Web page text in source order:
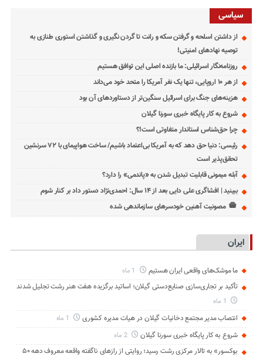
سیاسی
از داشتن اسلحه و گرفتن سکه و رانت تا گردن نگیری و گذاشتن استوری طنازی به
توصیه نهادهای امنیتی!
روزنامه‌نگار اسرائیلی: ما بازنده اصلی این توافق هستیم
از هر ۱۰ اروپایی، تنها یک نفر آمریکا را متحد خود می‌داند
هزینه‌های جنگ برای اسرائیل سنگین‌تر از دستاوردهای آن بود
شروع به کار پایگاه خبری سورنا گیلان
چرا حق‌شناس استاندار متفاوتی است!؟
رئیسی: دنیا حق دهد که به آمریکا بی‌اعتماد باشیم/ ساخت هواپیمای با ۷۲ سرنشین
تحقق‌پذیر است
آبله میمونی قابلیت تبدیل شدن به «پاندمی» را دارد؟
ببینید | افشاگری علی دایی بعد از ۱۴ سال: احمدی‌نژاد دستور داد بر کنار شوم
مصونیت آهنین خودسرهای سازماندهی شده
ایران
ما موشک‌های واقعی ایران هستیم
تأکید بر تجاری‌سازی صنایع‌دستی گیلان؛ اساتید برگزیده هفت هنر رشت تجلیل شدند
انتصاب مدیر مجتمع دخانیات گیلان در هیات مدیره کشوری
شروع به کار پایگاه خبری سورنا گیلان 2 ماه
بوکسور» به تالار مرکزی رشت رسید؛ روایتی از رازهای ناگفته واقعه معروف دهه ۵۰